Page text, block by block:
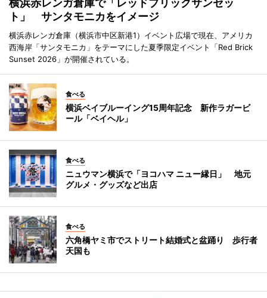
横浜赤レンガ倉庫で「レッドブリックサンセッ
ト」 サンタモニカをイメージ
横浜赤レンガ倉庫（横浜市中区新港1）イベント広場で現在、アメリカ
西海岸「サンタモニカ」をテーマにした夏季限定イベント「Red Brick
Sunset 2026」が開催されている。
食べる
横浜ベイブルーイング15周年記念 新作ラガービ
ール「ベイヘル」
食べる
ニュウマン横浜で「ヨコハマ ニュー縁日」 地元
グルメ・グッズなど出店
食べる
六角橋ヤミ市でストリート結婚式と盆踊り 歩行者
天国も